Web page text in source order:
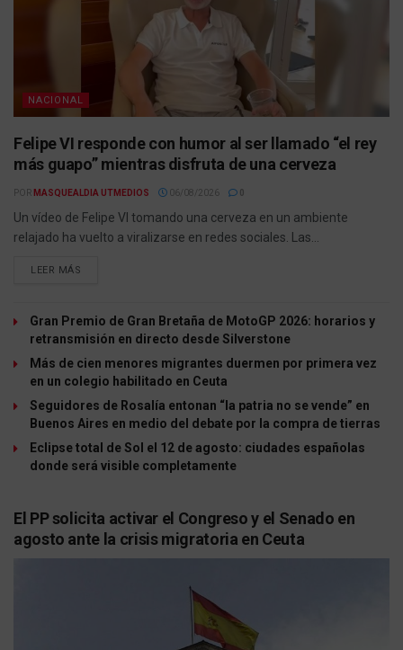
NACIONAL
Felipe VI responde con humor al ser llamado “el rey
más guapo” mientras disfruta de una cerveza
POR MASQUEALDIA UTMEDIOS 06/08/2026
Un vídeo de Felipe VI tomando una cerveza en un ambiente
relajado ha vuelto a viralizarse en redes sociales. Las...
LEER MÁS
Gran Premio de Gran Bretaña de MotoGP 2026: horarios y
retransmisión en directo desde Silverstone
Más de cien menores migrantes duermen por primera vez
en un colegio habilitado en Ceuta
Seguidores de Rosalía entonan “la patria no se vende” en
Buenos Aires en medio del debate por la compra de tierras
Eclipse total de Sol el 12 de agosto: ciudades españolas
donde será visible completamente
El PP solicita activar el Congreso y el Senado en
agosto ante la crisis migratoria en Ceuta